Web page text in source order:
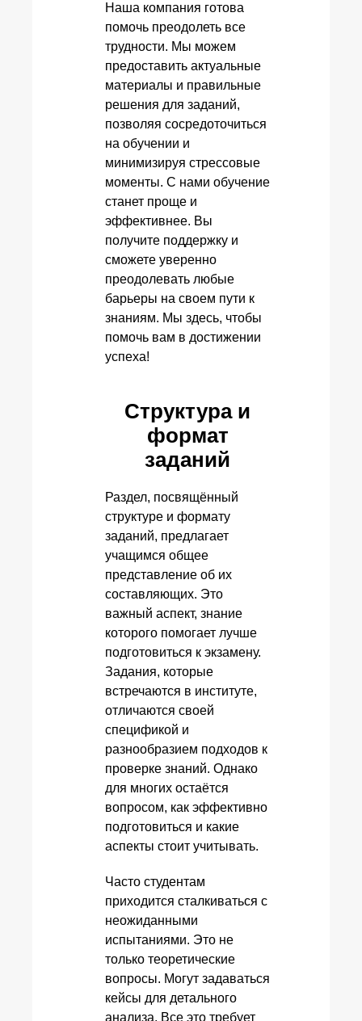
Наша компания готова
помочь преодолеть все
трудности. Мы можем
предоставить актуальные
материалы и правильные
решения для заданий,
позволяя сосредоточиться
на обучении и
минимизируя стрессовые
моменты. С нами обучение
станет проще и
эффективнее. Вы
получите поддержку и
сможете уверенно
преодолевать любые
барьеры на своем пути к
знаниям. Мы здесь, чтобы
помочь вам в достижении
успеха!
Структура и
формат
заданий
Раздел, посвящённый
структуре и формату
заданий, предлагает
учащимся общее
представление об их
составляющих. Это
важный аспект, знание
которого помогает лучше
подготовиться к экзамену.
Задания, которые
встречаются в институте,
отличаются своей
спецификой и
разнообразием подходов к
проверке знаний. Однако
для многих остаётся
вопросом, как эффективно
подготовиться и какие
аспекты стоит учитывать.
Часто студентам
приходится сталкиваться с
неожиданными
испытаниями. Это не
только теоретические
вопросы. Могут задаваться
кейсы для детального
анализа. Все это требует